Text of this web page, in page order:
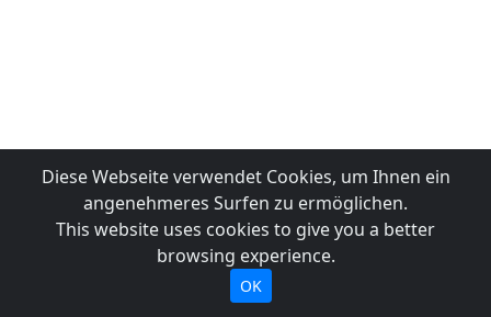
Diese Webseite verwendet Cookies, um Ihnen ein
angenehmeres Surfen zu ermöglichen.
This website uses cookies to give you a better
browsing experience.
OK